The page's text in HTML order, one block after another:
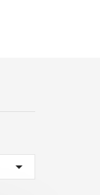
